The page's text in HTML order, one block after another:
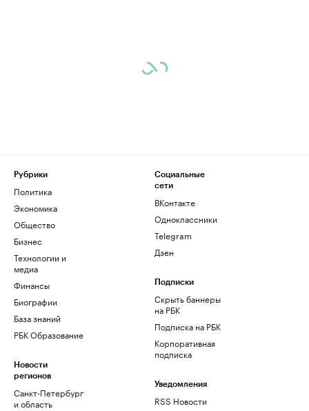
Рубрики
Политика
Экономика
Общество
Бизнес
Технологии и
медиа
Финансы
Биографии
База знаний
РБК Образование
Новости
регионов
Санкт-Петербург
и область
Социальные
сети
ВКонтакте
Одноклассники
Telegram
Дзен
Подписки
Скрыть баннеры
на РБК
Подписка на РБК
Корпоративная
подписка
Уведомления
RSS Новости